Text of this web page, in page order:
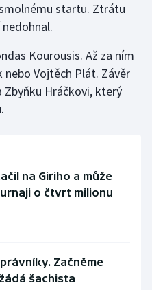
startu. Ztrátu
Kourousis. Až za ním
Vojtěch Plát. Závěr
Zbyňku Hráčkovi, který
na Giriho a může
o čtvrt milionu
Začněme
šachista